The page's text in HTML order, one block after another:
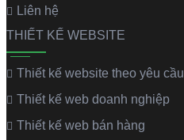
Liên hệ
THIẾT KẾ WEBSITE
Thiết kế website theo yêu cầu
Thiết kế web doanh nghiệp
Thiết kế web bán hàng